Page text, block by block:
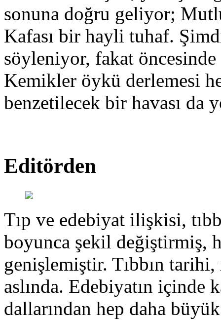
sonuna doğru geliyor;
Kafası bir hayli tuhaf.
söyleniyor, fakat
Kemikler öykü derlemesi
benzetilecek bir havası da
Editörden
Tıp ve edebiyat ilişkisi,
boyunca şekil değiştirmiş,
genişlemiştir. Tıbbın
aslında. Edebiyatın içinde
dallarından hep daha